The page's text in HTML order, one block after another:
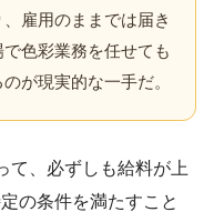
雇用のままでは届き
色彩業務を任せても
が現実的な一手だ。
て、必ずしも給料が上
の条件を満たすこと